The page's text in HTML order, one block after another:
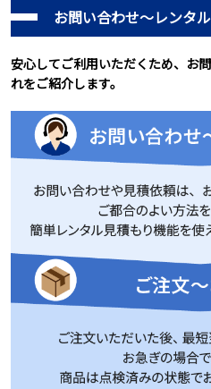
お問い合わせ～レンタ
安心してご利用いただくため、お
れをご紹介します。